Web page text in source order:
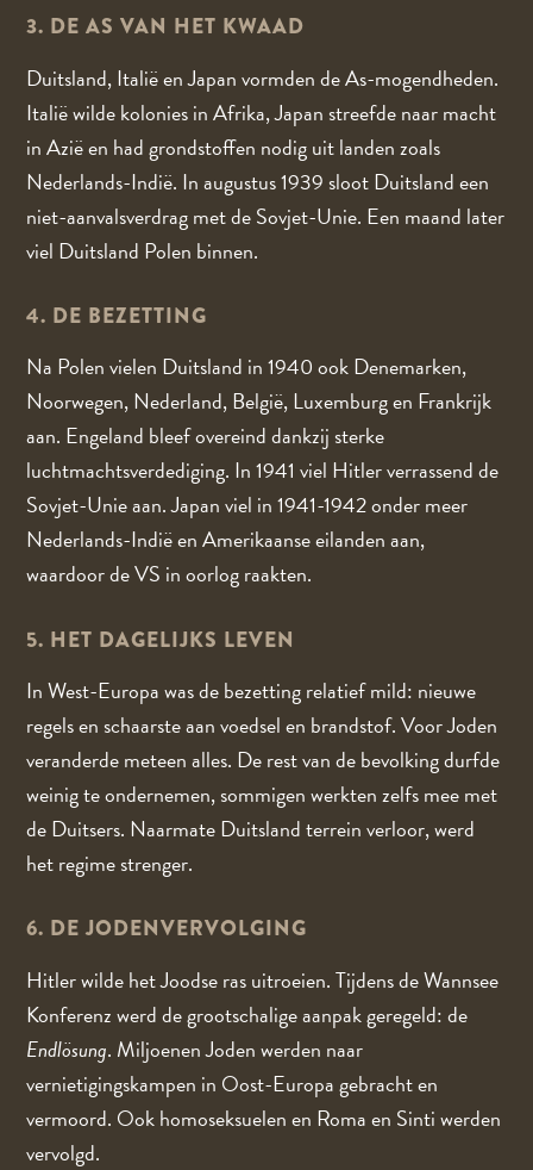
3. DE AS VAN HET KWAAD
Duitsland, Italië en Japan vormden de As-mogendheden.
Italië wilde kolonies in Afrika, Japan streefde naar macht
in Azië en had grondstoffen nodig uit landen zoals
Nederlands-Indië. In augustus 1939 sloot Duitsland een
niet-aanvalsverdrag met de Sovjet-Unie. Een maand later
viel Duitsland Polen binnen.
4. DE BEZETTING
Na Polen vielen Duitsland in 1940 ook Denemarken,
Noorwegen, Nederland, België, Luxemburg en Frankrijk
aan. Engeland bleef overeind dankzij sterke
luchtmachtsverdediging. In 1941 viel Hitler verrassend de
Sovjet-Unie aan. Japan viel in 1941-1942 onder meer
Nederlands-Indië en Amerikaanse eilanden aan,
waardoor de VS in oorlog raakten.
5. HET DAGELIJKS LEVEN
In West-Europa was de bezetting relatief mild: nieuwe
regels en schaarste aan voedsel en brandstof. Voor Joden
veranderde meteen alles. De rest van de bevolking durfde
weinig te ondernemen, sommigen werkten zelfs mee met
de Duitsers. Naarmate Duitsland terrein verloor, werd
het regime strenger.
6. DE JODENVERVOLGING
Hitler wilde het Joodse ras uitroeien. Tijdens de Wannsee
Konferenz werd de grootschalige aanpak geregeld: de
Endlösung. Miljoenen Joden werden naar
vernietigingskampen in Oost-Europa gebracht en
vermoord. Ook homoseksuelen en Roma en Sinti werden
vervolgd.